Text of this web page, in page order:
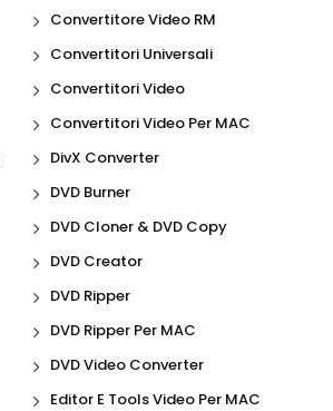
Convertitore Video RM
Convertitori Universali
Convertitori Video
Convertitori Video Per MAC
DivX Converter
DVD Burner
DVD Cloner & DVD Copy
DVD Creator
DVD Ripper
DVD Ripper Per MAC
DVD Video Converter
Editor E Tools Video Per MAC